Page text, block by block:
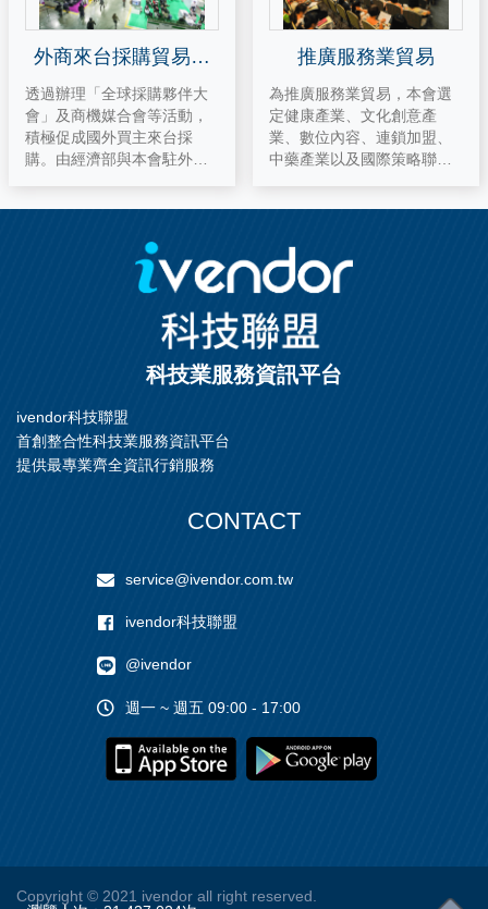
外商來台採購貿易洽
透過辦理「全球採購夥伴大
會」及商機媒合會等活動，
積極促成國外買主來台採
購。由經濟部與本會駐外單
及太陽光電等，洽邀國際買
主來台採購，以降低廠商遠
赴海外拓銷成本，協助我中
小企業爭取商機，達到提高
出口之目的，同時促進產業
推廣服務業貿易
為推廣服務業貿易，本會選
定健康產業、文化創意產
業、數位內容、連鎖加盟、
中藥產業以及國際策略聯盟
科技業服務資訊平台
ivendor科技聯盟
首創整合性科技業服務資訊平台
提供最專業齊全資訊行銷服務
CONTACT
service@ivendor.com.tw
ivendor科技聯盟
@ivendor
週一 ~ 週五 09:00 - 17:00
Copyright © 2021 ivendor all right reserved.